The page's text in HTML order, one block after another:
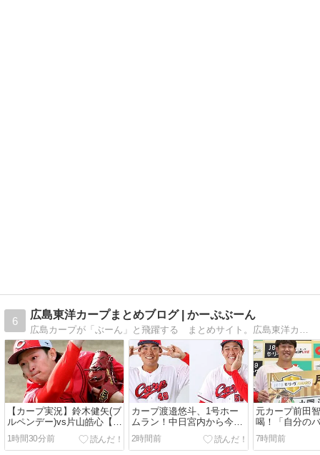
6
広島東洋カープまとめブログ | かーぷぶーん
【カープ実況】鈴木健矢(ブ
ルペンデー)vs片山皓心【広
島-DeNA/横浜スタジアム】
1時間30分前
カープ渡邉悠斗、1号ホー
ムラン！中日宮内から今季
初本塁打！仲田侑仁タイム
リー＆マルチ
2時間前
元カープ前田
喝！「自分の
が確立できて
7時間前